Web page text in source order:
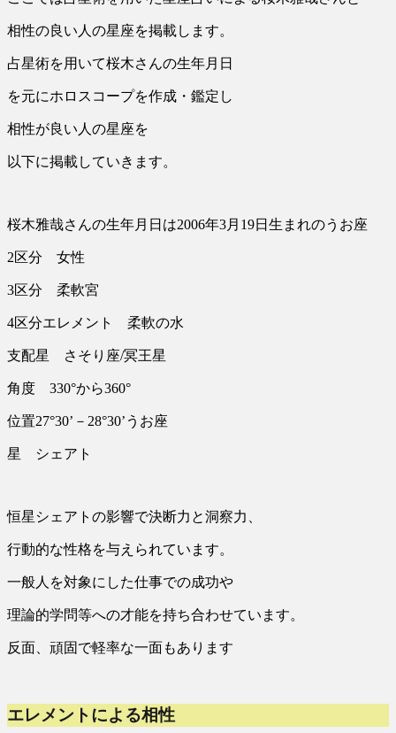
相性の良い人の星座を掲載します。
占星術を用いて桜木さんの生年月日
を元にホロスコープを作成・鑑定し
相性が良い人の星座を
以下に掲載していきます。
桜木雅哉さんの生年月日は2006年3月19日生まれのうお座
2区分 女性
3区分 柔軟宮
4区分エレメント 柔軟の水
支配星 さそり座/冥王星
角度 330°から360°
位置27°30’－28°30’うお座
星 シェアト
恒星シェアトの影響で決断力と洞察力、
行動的な性格を与えられています。
一般人を対象にした仕事での成功や
理論的学問等への才能を持ち合わせています。
反面、頑固で軽率な一面もあります
エレメントによる相性